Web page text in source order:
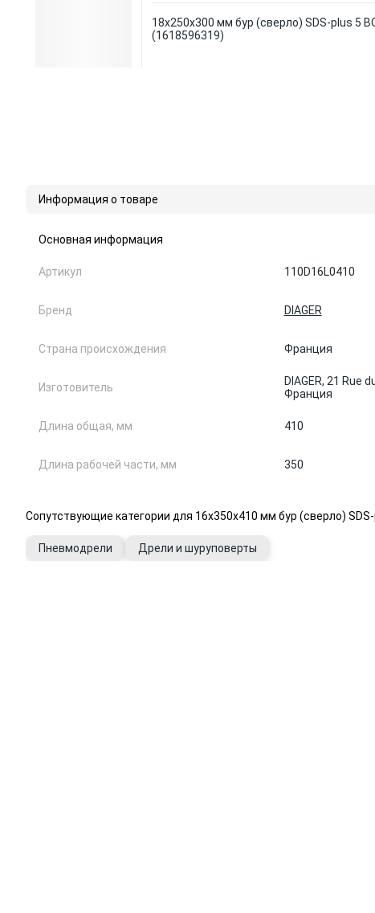
18х250х300 мм бур (сверло) SDS-plus 5
(1618596319)
Информация о товаре
Основная информация
Артикул 110D16L0410
Бренд DIAGER
Страна происхождения Франция
Изготовитель
DIAGER, 21 Rue
Франция
Длина общая, мм 410
Длина рабочей части, мм 350
Сопутствующие категории для 16х350х410 мм бур (сверло)
Пневмодрели Дрели и шуруповерты